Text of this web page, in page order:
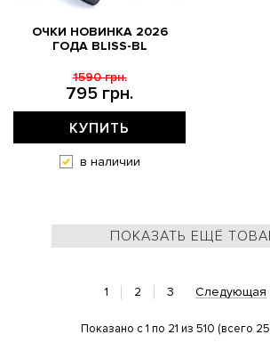
ОЧКИ НОВИНКА 2026
ГОДА BLISS-BL
795 грн.
1590 грн.
КУПИТЬ
в наличии
ПОКАЗАТЬ ЕЩЁ
1 2 3 Следующая
Показано с 1 по 21 из 510 (всего